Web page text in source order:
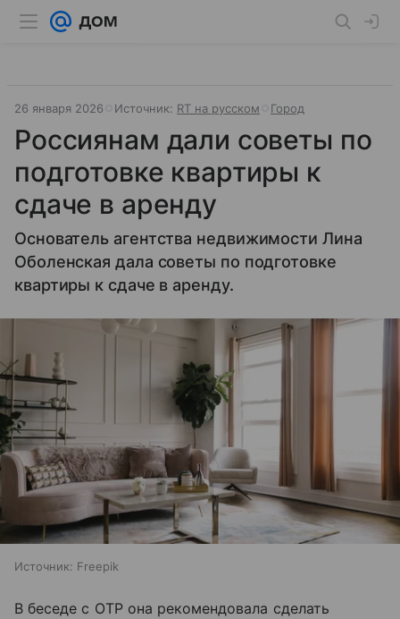
26 января 2026 Источник: RT на русском Город
Россиянам дали советы по
подготовке квартиры к
сдаче в аренду
Основатель агентства недвижимости Лина
Оболенская дала советы по подготовке
квартиры к сдаче в аренду.
Источник: Freepik
В беседе с ОТР она рекомендовала сделать